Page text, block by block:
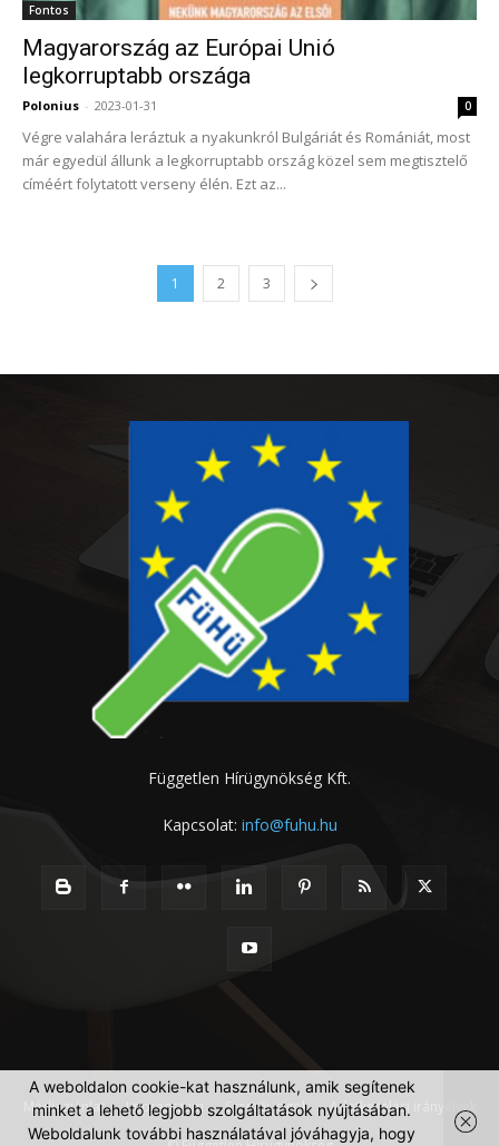
Fontos
Magyarország az Európai Unió
legkorruptabb országa
Polonius - 2023-01-31 0
Végre valahára leráztuk a nyakunkról Bulgáriát és Romániát, most
már egyedül állunk a legkorruptabb ország közel sem megtisztelő
címéért folytatott verseny élén. Ezt az...
1 2 3
Független Hírügynökség Kft.
Kapcsolat: info@fuhu.hu
Médiaajánlat Impresszum Szerzői jogok Adatkezelési irányelvek
A weboldalon cookie-kat használunk, amik segítenek
minket a lehető legjobb szolgáltatások nyújtásában.
Weboldalunk további használatával jóváhagyja, hogy